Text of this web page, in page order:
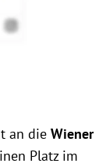
an die Wiener
Platz im